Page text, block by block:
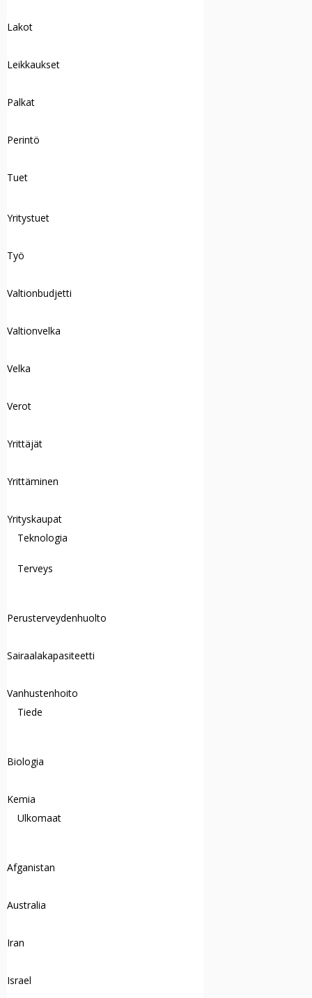
Lakot
Leikkaukset
Palkat
Perintö
Tuet
Yritystuet
Työ
Valtionbudjetti
Valtionvelka
Velka
Verot
Yrittäjät
Yrittäminen
Yrityskaupat
Teknologia
Terveys
Perusterveydenhuolto
Sairaalakapasiteetti
Vanhustenhoito
Tiede
Biologia
Kemia
Ulkomaat
Afganistan
Australia
Iran
Israel